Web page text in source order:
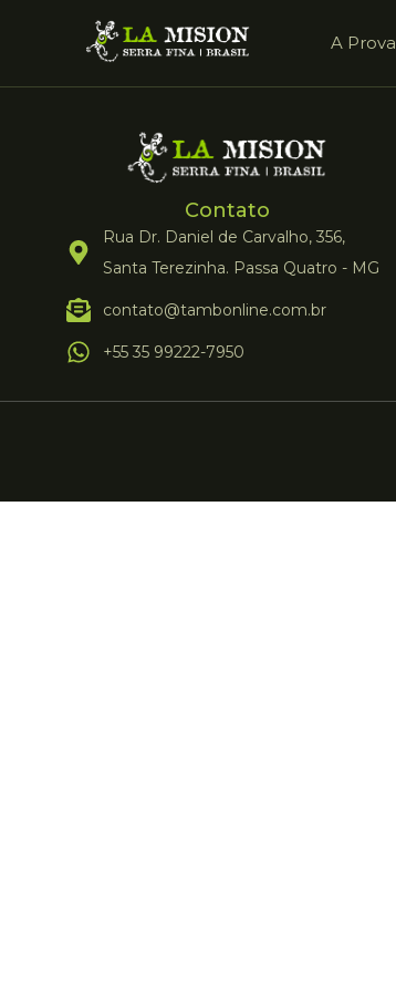
A Prova
Contato
Rua Dr. Daniel de Carvalho, 356,
Santa Terezinha. Passa Quatro - MG
contato@tambonline.com.br
+55 35 99222-7950